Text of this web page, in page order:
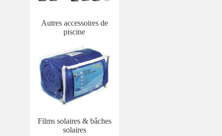
Autres accessoires de
piscine
Films solaires & bâches
solaires